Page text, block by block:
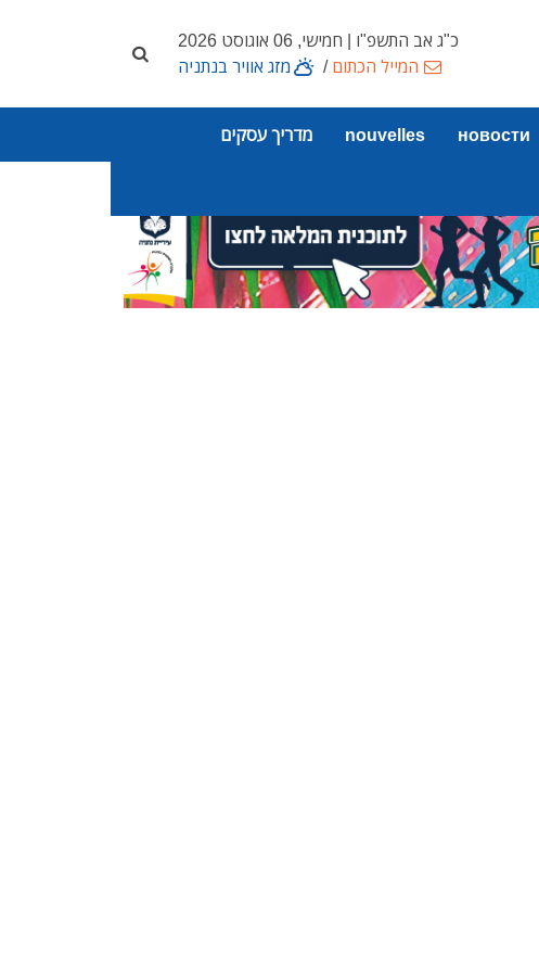
כ"ג אב התשפ"ו | חמישי, 06 אוגוסט 2026
המייל הכתום/ מזג אוויר בנתניה
новости
nouvelles מדריך עסקים